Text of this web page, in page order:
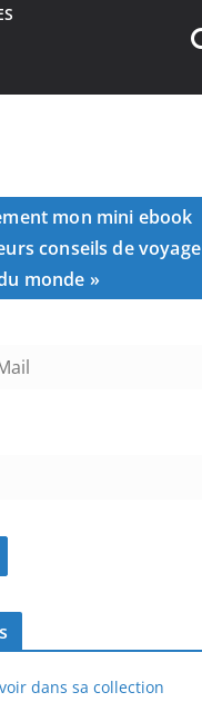
mon mini ebook
conseils de voyage
monde »
dans sa collection